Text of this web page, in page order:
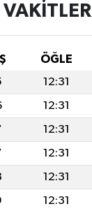
ÖĞLE
12:31
12:31
12:31
12:31
12:31
12:31